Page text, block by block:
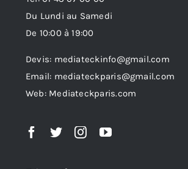
Du Lundi au Samedi
De 10:00 à 19:00
Devis: mediateckinfo@gmail.com
Email: mediateckparis@gmail.com
Web: Mediateckparis.com